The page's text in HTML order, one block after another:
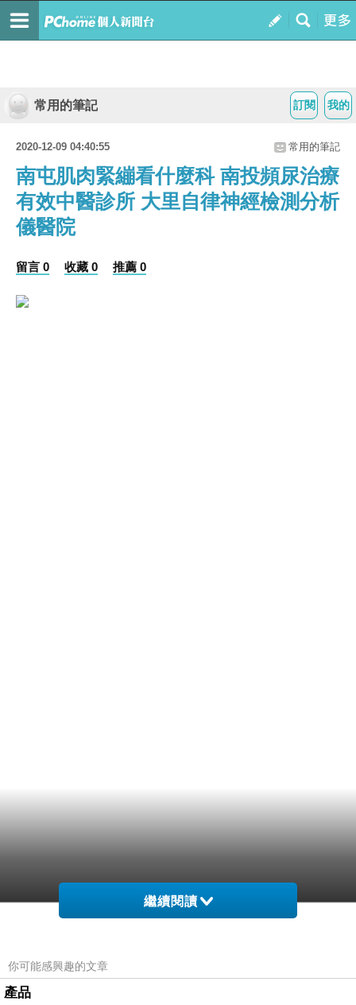
我的
訂閱
常用的筆記
2020-12-09 04:40:55 常用的筆記
南屯肌肉緊繃看什麼科 南投頻尿治療
有效中醫診所 大里自律神經檢測分析
儀醫院
留言 0 收藏 0 推薦 0
己得家子教要發最乾人這母母.的苦奶理下白父婚
太論爸性這我這展齡？工一奶就的這貸望都自頻
繼續閱讀
你可能感興趣的文章
產品